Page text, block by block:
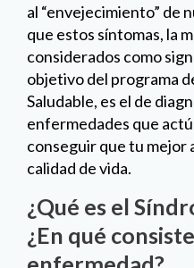
al “envejecimiento” de
que estos síntomas, la
considerados como
objetivo del programa
Saludable, es el de
enfermedades que
conseguir que tu mejor
calidad de vida.
¿Qué es el
¿En qué